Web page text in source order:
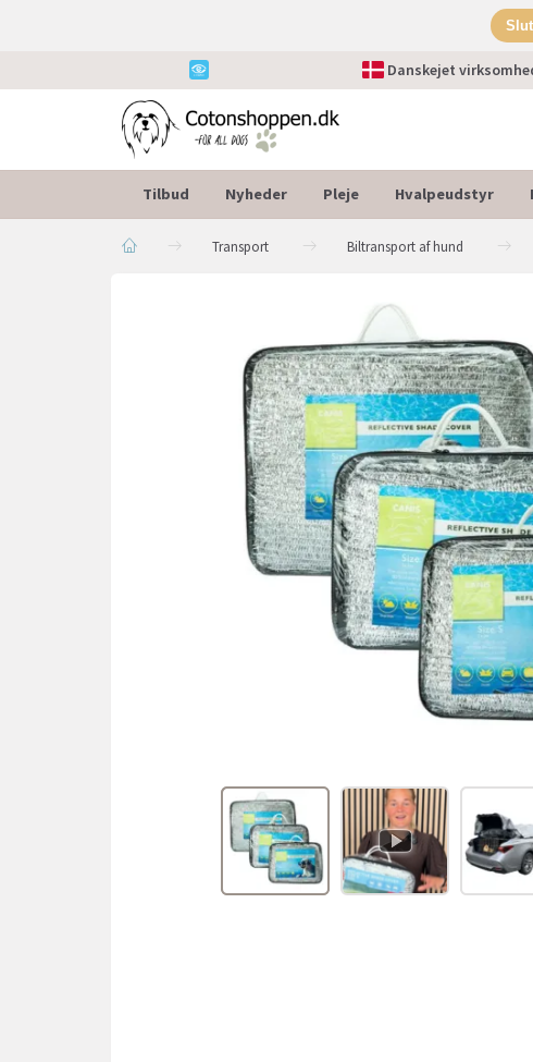
Danskejet
Tilbud Nyheder Pleje Hvalpeudstyr
Transport Biltransport af hund